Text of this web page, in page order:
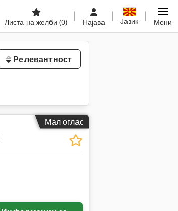
Листа на желби (0) Најава Јазик Мени
Релевантност
Мал оглас